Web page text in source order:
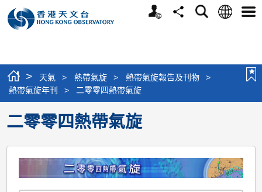
個
分
搜
語
選
> 天氣 > 熱帶氣旋 > 熱帶氣旋報告及刊物
>
熱帶氣旋年刊
> 二零零四熱帶氣旋
二零零四熱帶氣旋